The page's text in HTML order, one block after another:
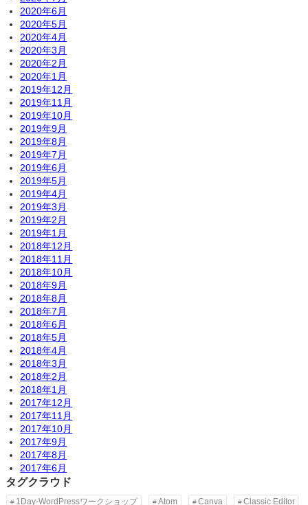
2020年6月
2020年5月
2020年4月
2020年3月
2020年2月
2020年1月
2019年12月
2019年11月
2019年10月
2019年9月
2019年8月
2019年7月
2019年6月
2019年5月
2019年4月
2019年3月
2019年2月
2019年1月
2018年12月
2018年11月
2018年10月
2018年9月
2018年8月
2018年7月
2018年6月
2018年5月
2018年4月
2018年3月
2018年2月
2018年1月
2017年12月
2017年11月
2017年10月
2017年9月
2017年8月
2017年6月
タグクラウド
1Day-WordPressワークショップ Atom Canva
Classic Editor